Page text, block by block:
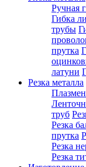
Ручная
Гибка
трубы
прутка
латуни
Резка металла
труб
Резка
прутка
Резка
Резка